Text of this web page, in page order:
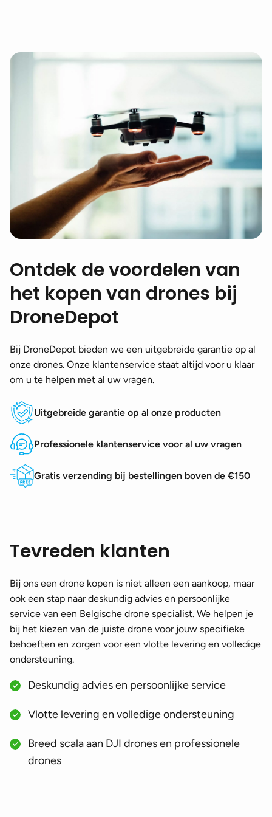
Ontdek de voordelen van
het kopen van drones bij
DroneDepot
Bij DroneDepot bieden we een uitgebreide garantie op al
onze drones. Onze klantenservice staat altijd voor u klaar
om u te helpen met al uw vragen.
Uitgebreide garantie op al onze producten
Professionele klantenservice voor al uw vragen
Gratis verzending bij bestellingen boven de €150
Tevreden klanten
Bij ons een drone kopen is niet alleen een aankoop, maar
ook een stap naar deskundig advies en persoonlijke
service van een Belgische drone specialist. We helpen je
bij het kiezen van de juiste drone voor jouw specifieke
behoeften en zorgen voor een vlotte levering en volledige
ondersteuning.
Deskundig advies en persoonlijke service
Vlotte levering en volledige ondersteuning
Breed scala aan DJI drones en professionele
drones